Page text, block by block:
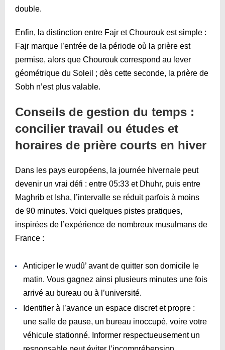
double.
Enfin, la distinction entre Fajr et Chourouk est simple :
Fajr marque l’entrée de la période où la prière est
permise, alors que Chourouk correspond au lever
géométrique du Soleil ; dès cette seconde, la prière de
Sobh n’est plus valable.
Conseils de gestion du temps :
concilier travail ou études et
horaires de prière courts en hiver
Dans les pays européens, la journée hivernale peut
devenir un vrai défi : entre 05:33 et Dhuhr, puis entre
Maghrib et Isha, l’intervalle se réduit parfois à moins
de 90 minutes. Voici quelques pistes pratiques,
inspirées de l’expérience de nombreux musulmans de
France :
Anticiper le wudû’ avant de quitter son domicile le
matin. Vous gagnez ainsi plusieurs minutes une fois
arrivé au bureau ou à l’université.
Identifier à l’avance un espace discret et propre :
une salle de pause, un bureau inoccupé, voire votre
véhicule stationné. Informer respectueusement un